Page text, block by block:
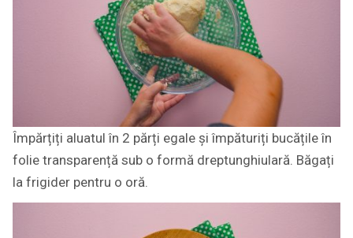
Împărțiți aluatul în 2 părți egale și împăturiți bucățile în
folie transparență sub o formă dreptunghiulară. Băgați
la frigider pentru o oră.